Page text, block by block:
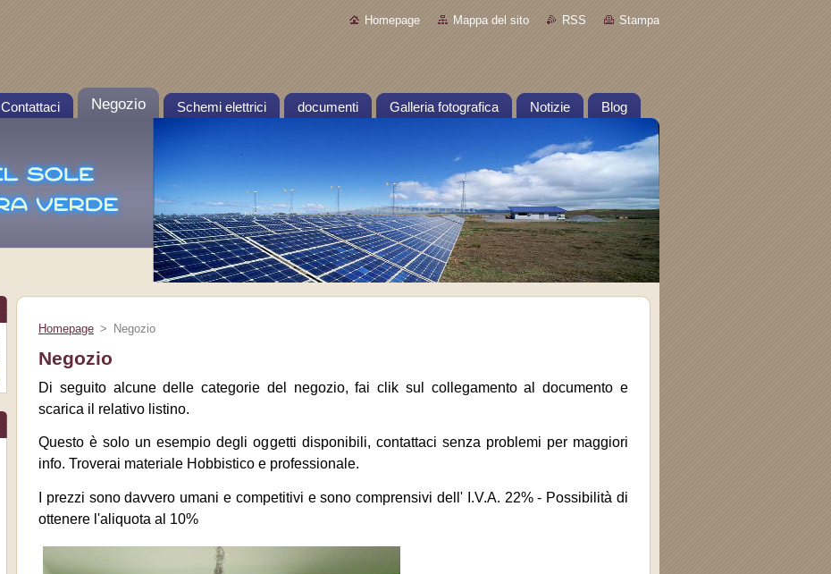
Homepage Mappa del sito RSS Stampa
Contattaci Negozio Schemi elettrici documenti Galleria fotografica Notizie Blog
Homepage > Negozio
Negozio
Di seguito alcune delle categorie del negozio, fai clik sul collegamento al documento e
scarica il relativo listino.
Questo è solo un esempio degli oggetti disponibili, contattaci senza problemi per maggiori
info. Troverai materiale Hobbistico e professionale.
I prezzi sono davvero umani e competitivi e sono comprensivi dell' I.V.A. 22% - Possibilità di
ottenere l'aliquota al 10%